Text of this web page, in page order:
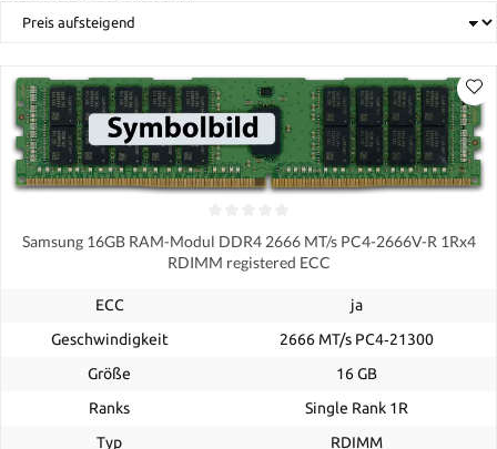
Samsung 16GB RAM-Modul DDR4 2666 MT/s PC4-2666V-R 1Rx4
RDIMM registered ECC
ECC
ja
Geschwindigkeit
2666 MT/s PC4‑21300
Größe
16 GB
Ranks
Single Rank 1R
Typ
RDIMM